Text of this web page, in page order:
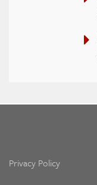
Privacy Policy